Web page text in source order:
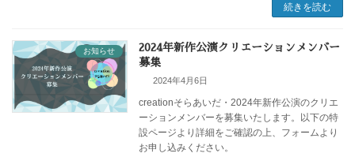
続きを読む
お知らせ
2024年新作公演クリエーションメンバー
募集
2024年4月6日
creationそらあいだ・2024年新作公演のクリエ
ーションメンバーを募集いたします。以下の特
設ページより詳細をご確認の上、フォームより
お申し込みください。